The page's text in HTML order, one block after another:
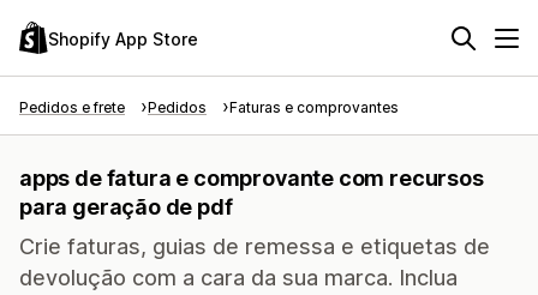
Shopify App Store
Pedidos e frete Pedidos Faturas e comprovantes
apps de fatura e comprovante com recursos
para geração de pdf
Crie faturas, guias de remessa e etiquetas de
devolução com a cara da sua marca. Inclua